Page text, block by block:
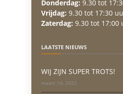
Donderdag: 9.30 tot
Vrijdag: 9.30 tot 17:30
Zaterdag: 9.30 tot 17:00
LAATSTE NIEUWS
WIJ ZIJN SUPER TROTS!
maart 14, 2022